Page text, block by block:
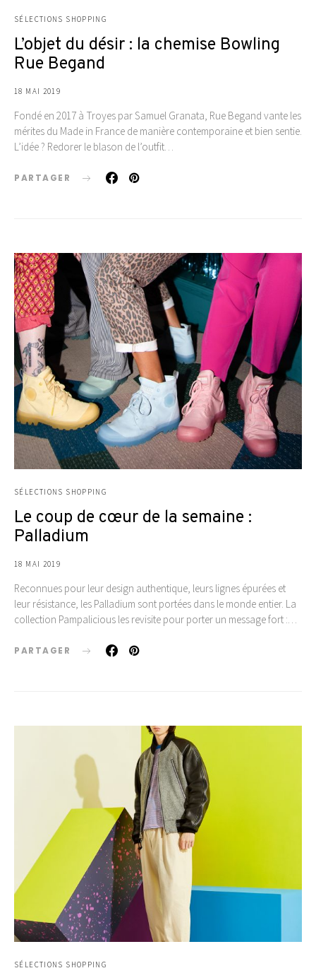
SÉLECTIONS SHOPPING
L’objet du désir : la chemise Bowling
Rue Begand
18 MAI 2019
Fondé en 2017 à Troyes par Samuel Granata, Rue Begand vante les
mérites du Made in France de manière contemporaine et bien sentie.
L’idée ? Redorer le blason de l’outfit…
PARTAGER
SÉLECTIONS SHOPPING
Le coup de cœur de la semaine :
Palladium
18 MAI 2019
Reconnues pour leur design authentique, leurs lignes épurées et
leur résistance, les Palladium sont portées dans le monde entier. La
collection Pampalicious les revisite pour porter un message fort :…
PARTAGER
SÉLECTIONS SHOPPING